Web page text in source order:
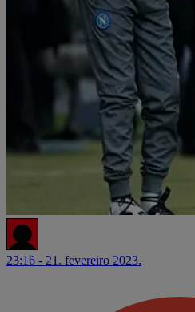
23:16 - 21. fevereiro 2023.